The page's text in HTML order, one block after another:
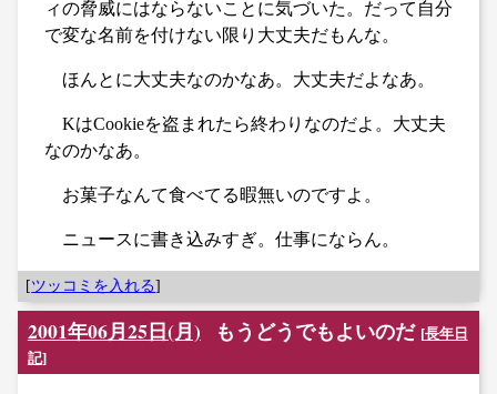
ィの脅威にはならないことに気づいた。だって自分
で変な名前を付けない限り大丈夫だもんな。
ほんとに大丈夫なのかなあ。大丈夫だよなあ。
KはCookieを盗まれたら終わりなのだよ。大丈夫
なのかなあ。
お菓子なんて食べてる暇無いのですよ。
ニュースに書き込みすぎ。仕事にならん。
[ツッコミを入れる]
2001年06月25日(月) もうどうでもよいのだ [長年日
記]